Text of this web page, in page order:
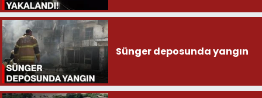
Sünger deposunda yangın